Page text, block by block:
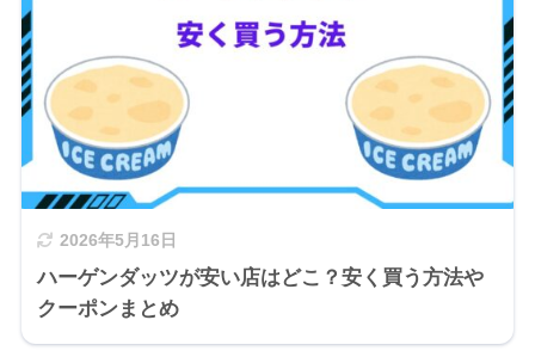
2026年5月16日
ハーゲンダッツが安い店はどこ？安く買う方法や
クーポンまとめ